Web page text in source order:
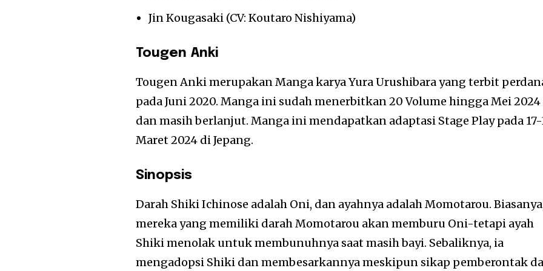
Jin Kougasaki (CV: Koutaro Nishiyama)
Tougen Anki
Tougen Anki merupakan Manga karya Yura Urushibara yang terbit
pada Juni 2020. Manga ini sudah menerbitkan 20 Volume hingga Mei 2024
dan masih berlanjut. Manga ini mendapatkan adaptasi Stage Play pada 17-
Maret 2024 di Jepang.
Sinopsis
Darah Shiki Ichinose adalah Oni, dan ayahnya adalah Momotarou.
mereka yang memiliki darah Momotarou akan memburu Oni-tetapi ayah
Shiki menolak untuk membunuhnya saat masih bayi. Sebaliknya, ia
mengadopsi Shiki dan membesarkannya meskipun sikap pemberontak